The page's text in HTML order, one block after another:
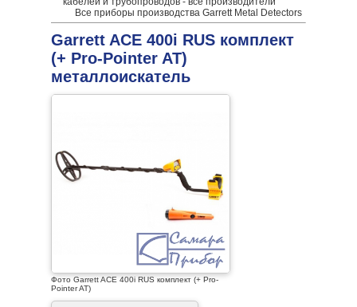
Все приборы производства Garrett Metal Detectors
Garrett ACE 400i RUS комплект
(+ Pro-Pointer AT)
металлоискатель
Фото Garrett ACE 400i RUS комплект (+ Pro-
Pointer AT)